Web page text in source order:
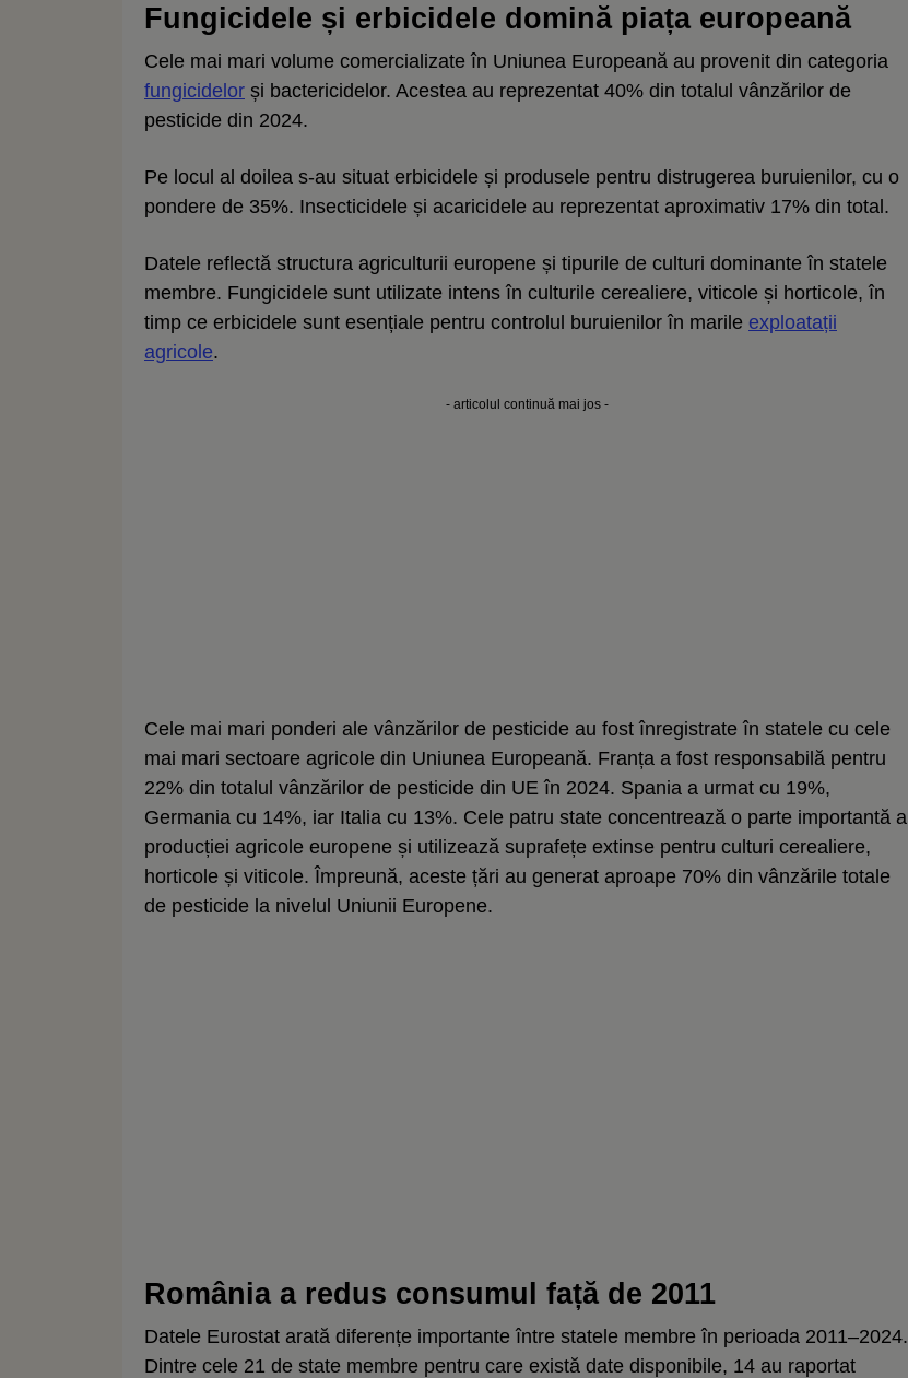
Fungicidele și erbicidele domină piața europeană
Cele mai mari volume comercializate în Uniunea Europeană au provenit din categoria
fungicidelor și bactericidelor. Acestea au reprezentat 40% din totalul vânzărilor de
pesticide din 2024.
Pe locul al doilea s-au situat erbicidele și produsele pentru distrugerea buruienilor, cu o
pondere de 35%. Insecticidele și acaricidele au reprezentat aproximativ 17% din total.
Datele reflectă structura agriculturii europene și tipurile de culturi dominante în statele
membre. Fungicidele sunt utilizate intens în culturile cerealiere, viticole și horticole, în
timp ce erbicidele sunt esențiale pentru controlul buruienilor în marile exploatații
agricole.
- articolul continuă mai jos -
Cele mai mari ponderi ale vânzărilor de pesticide au fost înregistrate în statele cu cele
mai mari sectoare agricole din Uniunea Europeană. Franța a fost responsabilă pentru
22% din totalul vânzărilor de pesticide din UE în 2024. Spania a urmat cu 19%,
Germania cu 14%, iar Italia cu 13%. Cele patru state concentrează o parte importantă a
producției agricole europene și utilizează suprafețe extinse pentru culturi cerealiere,
horticole și viticole. Împreună, aceste țări au generat aproape 70% din vânzările totale
de pesticide la nivelul Uniunii Europene.
România a redus consumul față de 2011
Datele Eurostat arată diferențe importante între statele membre în perioada 2011–2024.
Dintre cele 21 de state membre pentru care există date disponibile, 14 au raportat